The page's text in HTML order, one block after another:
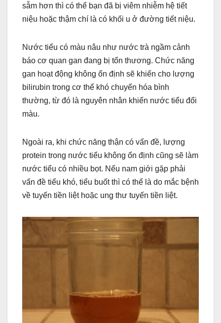
sẫm hơn thì có thể bạn đã bị viêm nhiễm hệ tiết
niệu hoặc thậm chí là có khối u ở đường tiết niệu.
Nước tiểu có màu nâu như nước trà ngầm cảnh
báo cơ quan gan đang bị tổn thương. Chức năng
gan hoạt động không ổn định sẽ khiến cho lượng
bilirubin trong cơ thể khó chuyển hóa bình
thường, từ đó là nguyên nhân khiến nước tiểu đổi
màu.
Ngoài ra, khi chức năng thận có vấn đề, lượng
protein trong nước tiểu không ổn định cũng sẽ làm
nước tiểu có nhiều bọt. Nếu nam giới gặp phải
vấn đề tiểu khó, tiểu buốt thì có thể là do mắc bệnh
về tuyến tiền liệt hoặc ung thư tuyến tiền liệt.